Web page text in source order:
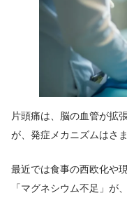
片頭痛は、脳の血管が拡
が、発症メカニズムはさ
最近では食事の西欧化や
「マグネシウム不足」が